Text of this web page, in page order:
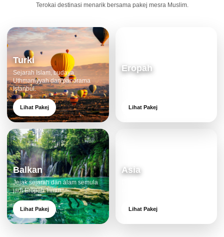
Terokai destinasi menarik bersama pakej mesra Muslim.
Turki
Sejarah Islam, budaya
Uthmaniyyah dan panorama
Istanbul.
Lihat Pakej
Eropah
Lihat Pakej
Balkan
Jejak sejarah dan alam semula
jadi Eropah Timur.
Lihat Pakej
Asia
Lihat Pakej